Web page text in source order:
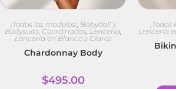
¡Todos los modelos!, Babydoll y
Bodysuits Coordinados Lencería
Lencería en Blanco y Claros
Chardonnay Body
$495.00
Lencería